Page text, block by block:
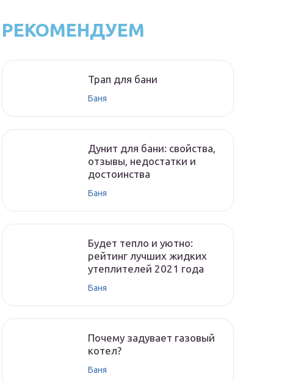
РЕКОМЕНДУЕМ
Трап для бани
Баня
Дунит для бани: свойства,
отзывы, недостатки и
достоинства
Баня
Будет тепло и уютно:
рейтинг лучших жидких
утеплителей 2021 года
Баня
Почему задувает газовый
котел?
Баня